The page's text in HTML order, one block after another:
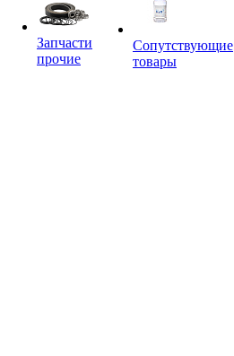
Запчасти
прочие
Сопутствующие
товары